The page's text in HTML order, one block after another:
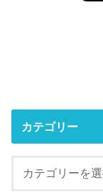
カテゴリー